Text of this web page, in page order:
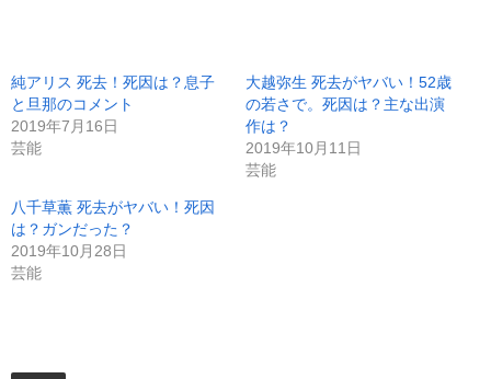
純アリス 死去！死因は？息子
と旦那のコメント
2019年7月16日
芸能
大越弥生 死去がヤバい！52歳
の若さで。死因は？主な出演
作は？
2019年10月11日
芸能
八千草薫 死去がヤバい！死因
は？ガンだった？
2019年10月28日
芸能